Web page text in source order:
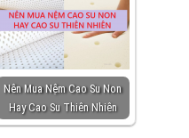
Nên Mua Nệm Cao Su Non
Hay Cao Su Thiên Nhiên